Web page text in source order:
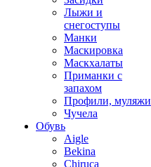
Лыжи и
снегоступы
Манки
Маскировка
Маскхалаты
Приманки с
запахом
Профили, муляжи
Чучела
Обувь
Aigle
Bekina
Chiruсa